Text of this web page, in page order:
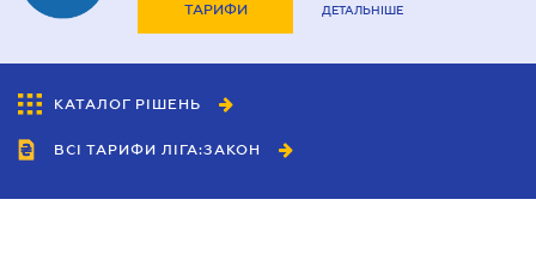
ТАРИФИ ДЕТАЛЬНІШЕ
КАТАЛОГ РІШЕНЬ
ВСІ ТАРИФИ ЛІГА:ЗАКОН